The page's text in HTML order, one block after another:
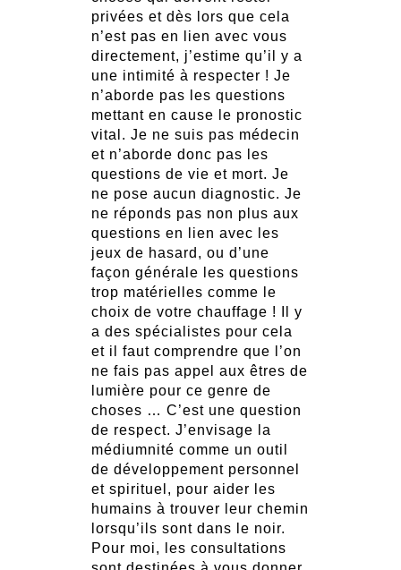
privées et dès lors que cela
n’est pas en lien avec vous
directement, j’estime qu’il y a
une intimité à respecter ! Je
n’aborde pas les questions
mettant en cause le pronostic
vital. Je ne suis pas médecin
et n’aborde donc pas les
questions de vie et mort. Je
ne pose aucun diagnostic. Je
ne réponds pas non plus aux
questions en lien avec les
jeux de hasard, ou d’une
façon générale les questions
trop matérielles comme le
choix de votre chauffage ! Il y
a des spécialistes pour cela
et il faut comprendre que l’on
ne fais pas appel aux êtres de
lumière pour ce genre de
choses … C’est une question
de respect. J’envisage la
médiumnité comme un outil
de développement personnel
et spirituel, pour aider les
humains à trouver leur chemin
lorsqu’ils sont dans le noir.
Pour moi, les consultations